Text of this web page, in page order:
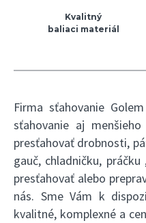
Kvalitný
baliaci materiál
Firma sťahovanie
sťahovanie aj
presťahovať drobnosti,
gauč, chladničku,
presťahovať alebo
nás. Sme Vám k
kvalitné, komplexné a